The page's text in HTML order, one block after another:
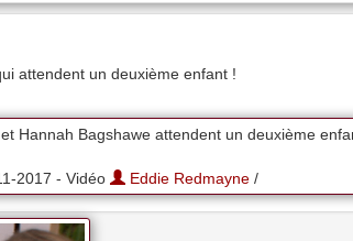
attendent un deuxième enfant !
et Hannah Bagshawe attendent un deuxième
2017 - Vidéo Eddie Redmayne /